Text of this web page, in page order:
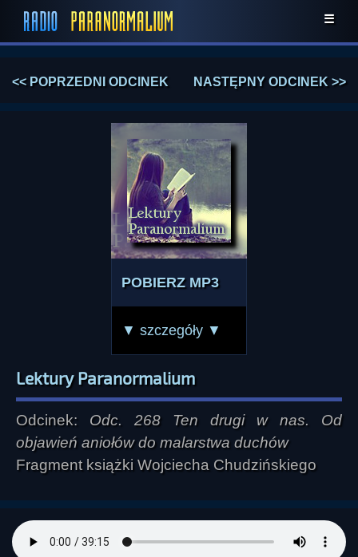
☰
<< POPRZEDNI ODCINEK NASTĘPNY ODCINEK >>
POBIERZ MP3
▼ szczegóły ▼
Lektury Paranormalium
Odcinek: Odc. 268 Ten drugi w nas. Od
objawień aniołów do malarstwa duchów
Fragment książki Wojciecha Chudzińskiego